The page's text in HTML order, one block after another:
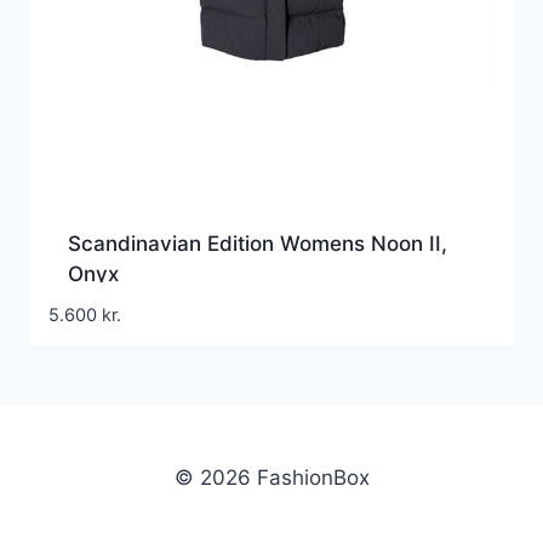
Scandinavian Edition Womens Noon II,
Onyx
5.600 kr.
© 2026 FashionBox